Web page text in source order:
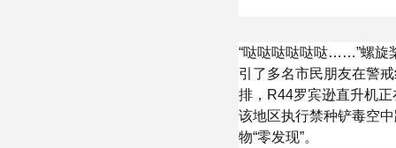
“哒哒哒哒哒哒……”螺旋
引了多名市民朋友在警
排，R44罗宾逊直升机
该地区执行禁种铲毒空
物“零发现”。